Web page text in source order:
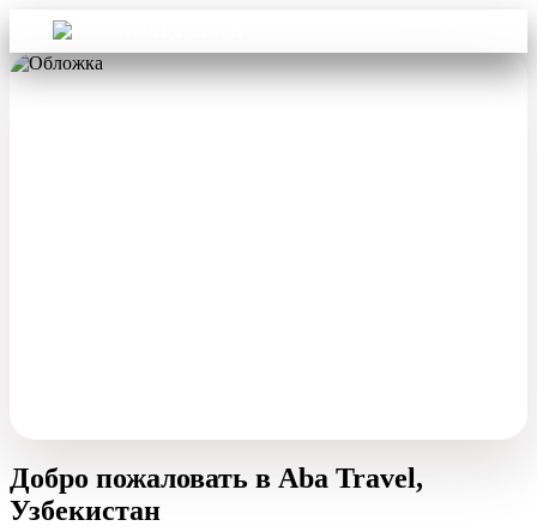
Добро пожаловать в Aba Travel,
Узбекистан